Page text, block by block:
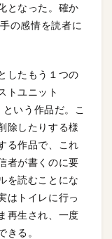
となった。確か
の感情を読者に
したもう１つの
トユニット
いう作品だ。こ
除したりする様
る作品で、これ
者が書くのに要
を読むことにな
はトイレに行っ
再生され、一度
きる。